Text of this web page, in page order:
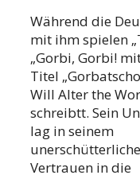
Während die
mit ihm spielen
„Gorbi, Gorbi!
Titel
Will Alter the
schreibtt. Sein
lag in seinem
Vertrauen in die